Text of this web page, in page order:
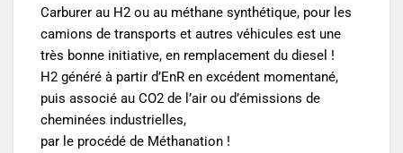
Carburer au H2 ou au méthane synthétique, pour les
camions de transports et autres véhicules est une
très bonne initiative, en remplacement du diesel !
H2 généré à partir d’EnR en excédent momentané,
puis associé au CO2 de l’air ou d’émissions de
cheminées industrielles,
par le procédé de Méthanation !